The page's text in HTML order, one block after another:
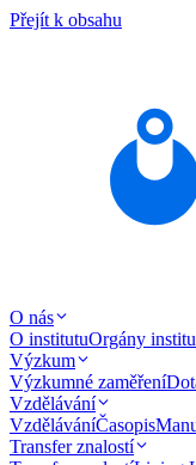
Přejít k obsahu
O nás
O institutuOrgány
Výzkum
Výzkumné zaměření
Vzdělávání
VzděláváníČasopis
Transfer znalostí